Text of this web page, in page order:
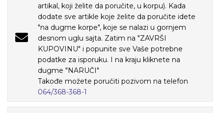
artikal, koji želite da poručite, u korpu). Kada
dodate sve artikle koje želite da poručite idete
"na dugme korpe", koje se nalazi u gornjem
desnom uglu sajta. Zatim na "ZAVRŠI
KUPOVINU" i popunite sve Vaše potrebne
podatke za isporuku. I na kraju kliknete na
dugme "NARUČI"
Takođe možete poručiti pozivom na telefon
064/368-368-1